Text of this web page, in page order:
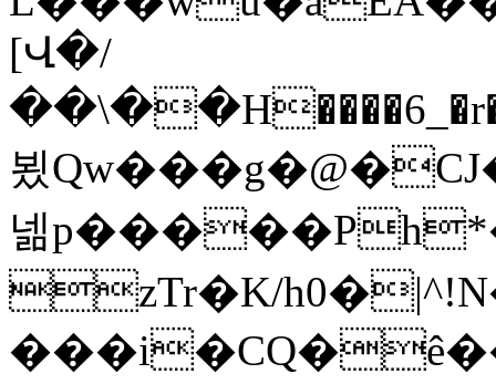
[Վ�/
뵜
넮
zTr�K/